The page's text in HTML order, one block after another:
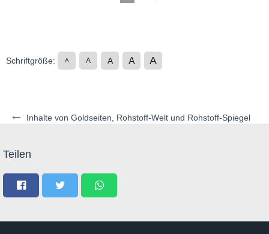
Inhalte von Goldseiten, Rohstoff-Welt und Rohstoff-Spiegel
Schriftgröße: A A A A A
Teilen